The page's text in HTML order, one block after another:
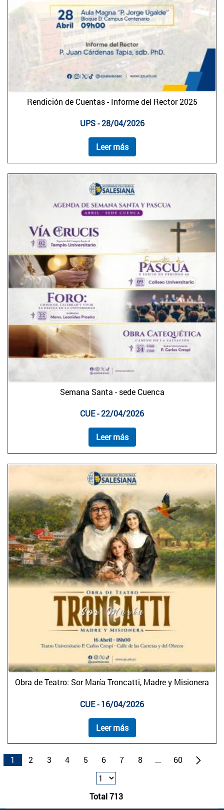
Rendición de Cuentas - Informe del Rector 2025
UPS - 28/04/2026
Leer más
Semana Santa - sede Cuenca
CUE - 22/04/2026
Leer más
Obra de Teatro: Sor María Troncatti, Madre y Misionera
CUE - 16/04/2026
Leer más
1 2 3 4 5 6 7 8 ... 60
Total 713